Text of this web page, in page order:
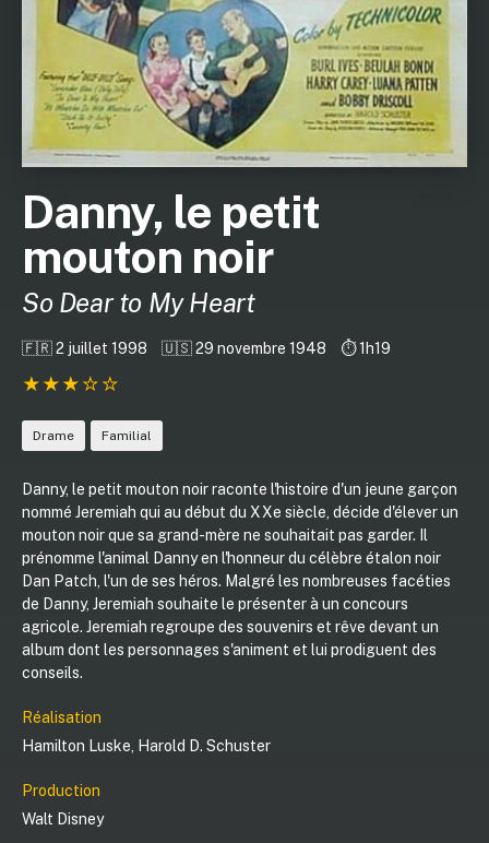
Danny, le petit
mouton noir
So Dear to My Heart
🇫🇷 2 juillet 1998 🇺🇸 29 novembre 1948 ⏱️ 1h19
Drame Familial
Danny, le petit mouton noir raconte l'histoire d'un jeune garçon
nommé Jeremiah qui au début du XXe siècle, décide d'élever un
mouton noir que sa grand-mère ne souhaitait pas garder. Il
prénomme l'animal Danny en l'honneur du célèbre étalon noir
Dan Patch, l'un de ses héros. Malgré les nombreuses facéties
de Danny, Jeremiah souhaite le présenter à un concours
agricole. Jeremiah regroupe des souvenirs et rêve devant un
album dont les personnages s'animent et lui prodiguent des
conseils.
Réalisation
Hamilton Luske
Harold D. Schuster
Production
Walt Disney